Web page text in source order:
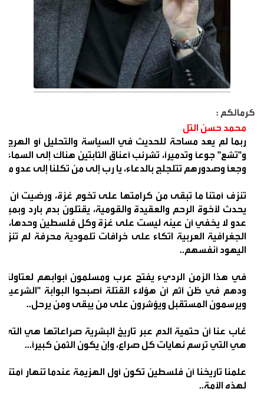
كرمالكم :
محمد حسن التل
ربما لم يعد مساحة للحديث في السياسة والتحليل أو
و"تشع" جوعًا وتدميرًا، تشرئب أعناق الثابتين هناك إلى
وجعًا وصدورهم تتلجلج بالدعاء، يا رب إلى من تكلنا إلى عدو
تنزف أمتنا ما تبقى من كرامتها على تخوم غزة، ورضيت أن
يحدث لأخوة الرحم والعقيدة والقومية، يقتلون بدم بارد
عدو لا يخفي أن عينه ليست على غزة وكل فلسطين وحدها،
الجغرافية العربية اتكاء على خرافات تلمودية محرفة لم
اليهود أنفسهم..
في هذا الزمن الرديء يفتح عرب ومسلمون أبوابهم لعتاولة
ودهم في ظن آثم أن هؤلاء القتلة أصبحوا البوابة
ويرسمون المستقبل ويؤشرون على من يبقى ومن يرحل..
غاب عنا أن حتمية الدم عبر تاريخ البشرية صراعاتها هي
هي التي ترسم نهايات كل صراع، وإن يكون الثمن كبيرًا...
علمنا تاريخنا أن فلسطين تكون أول الهزيمة عندما تنهار
لهذه الأمة..